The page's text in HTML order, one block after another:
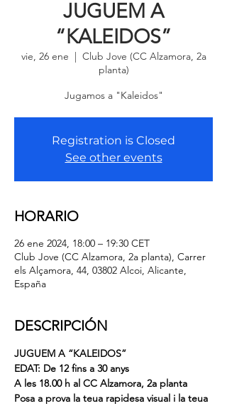
JUGUEM A
“KALEIDOS”
vie, 26 ene
  |
Club Jove (CC Alzamora, 2a
planta)
Jugamos a "Kaleidos"
Registration is Closed
See other events
HORARIO
26 ene 2024, 18:00 – 19:30 CET
Club Jove (CC Alzamora, 2a planta), Carrer
els Alçamora, 44, 03802 Alcoi, Alicante,
España
DESCRIPCIÓN
JUGUEM A “KALEIDOS”
EDAT: De 12 fins a 30 anys
A les 18.00 h al CC Alzamora, 2a planta
Posa a prova la teua rapidesa visual i la teua